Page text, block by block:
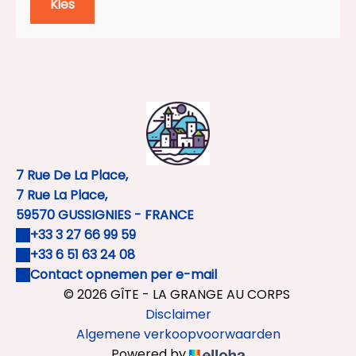
piscine , jacuzzi , sauna , hammam possible en
supplément sur réservation selon disponibilités 2
Kies
7 Rue De La Place,
7 Rue La Place,
59570 GUSSIGNIES - FRANCE
+33 3 27 66 99 59
+33 6 51 63 24 08
Contact opnemen per e-mail
© 2026 GÎTE - LA GRANGE AU CORPS
Disclaimer
Algemene verkoopvoorwaarden